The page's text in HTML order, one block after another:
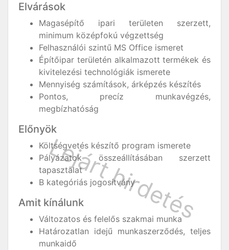
Elvárások
Magasépítő ipari területen szerzett,
minimum középfokú végzettség
Felhasználói szintű MS Office ismeret
Építőipar területén alkalmazott termékek és
kivitelezési technológiák ismerete
Mennyiség számítások, árképzés készítés
Pontos, precíz munkavégzés,
megbízhatóság
Előnyök
Költségvetés készítő program ismerete
Pályázatok összeállításában szerzett
tapasztalat
B kategóriás jogosítvány
Amit kínálunk
Változatos és felelős szakmai munka
Határozatlan idejű munkaszerződés, teljes
munkaidő